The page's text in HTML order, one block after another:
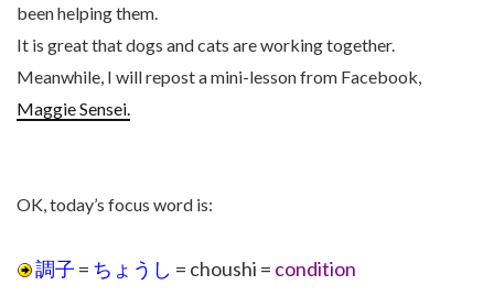
been helping them.
It is great that dogs and cats are working together.
Meanwhile, I will repost a mini-lesson from Facebook,
Maggie Sensei.
OK, today’s focus word is:
調子 = ちょうし = choushi = condition